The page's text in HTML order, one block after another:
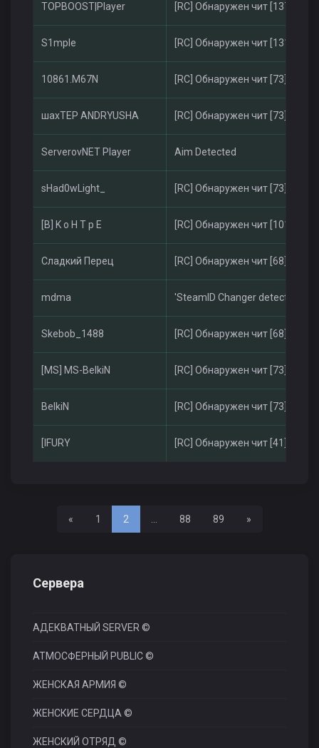
TOPBOOST|Player [RC] Обнаружен чит [137]
S1mple [RC] Обнаружен чит [131]
10861.M67N [RC] Обнаружен чит [73]
шахТЕР ANDRYUSHA [RC] Обнаружен чит [73]
ServerovNET Player Aim Detected
sHad0wLight_ [RC] Обнаружен чит [73]
[B] K o H T p E [RC] Обнаружен чит [101]
Сладкий Перец [RC] Обнаружен чит [68]
mdmа 'SteamID Changer detected'
Skebob_1488 [RC] Обнаружен чит [68]
[MS] MS-BelkiN [RC] Обнаружен чит [73]
BelkiN [RC] Обнаружен чит [73]
[lFURY [RC] Обнаружен чит [41]
«Назад1 2 88 89 »Вперед
Сервера
АДЕКВАТНЫЙ SERVER ©
АТМОСФЕРНЫЙ PUBLIC ©
ЖЕНСКАЯ АРМИЯ ©
ЖЕНСКИЕ СЕРДЦА ©
ЖЕНСКИЙ ОТРЯД ©